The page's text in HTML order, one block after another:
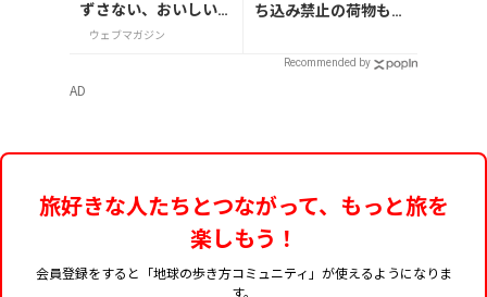
ずさない、おいしい
お土産10選
ウェブマガジン
ち込み禁止の荷物も解
Recommended by
AD
旅好きな人たちとつながって、もっと旅を
楽しもう！
会員登録をすると「地球の歩き方コミュニティ」が使えるようになりま
す。